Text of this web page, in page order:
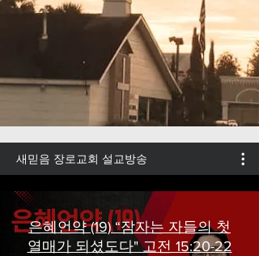
새믿음 장로교회 설교방송
은혜언약 (19) “잠자는 자들의 첫
열매가 되셨도다" 고전 15:20-22